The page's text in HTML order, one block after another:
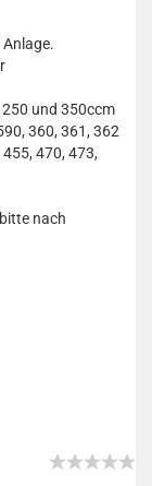
und 350ccm
360, 361, 362
470, 473,
nach